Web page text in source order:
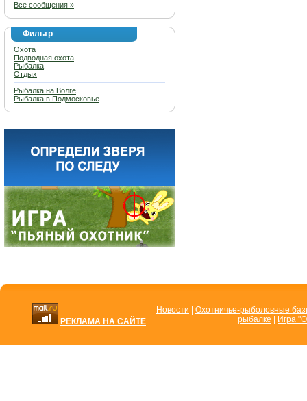
Все сообщения »
Фильтр
Охота
Подводная охота
Рыбалка
Отдых
Рыбалка на Волге
Рыбалка в Подмосковье
РЕКЛАМА НА САЙТЕ
Новости
Охотничье-рыболовные
рыбалке
Игра